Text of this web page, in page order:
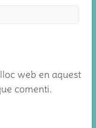
web en aquest
comenti.